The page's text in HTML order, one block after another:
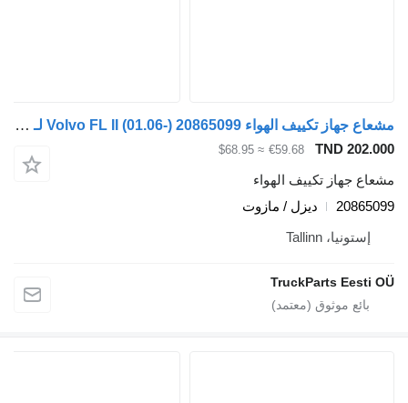
مشعاع جهاز تكييف الهواء Volvo FL II (01.06-) 20865099 لـ السيارات القاطرة Volvo FL, FE (2005-2014)
TND
€59.68
≈ $68.95
تكييف الهواء
ديزل / مازوت
TruckParts